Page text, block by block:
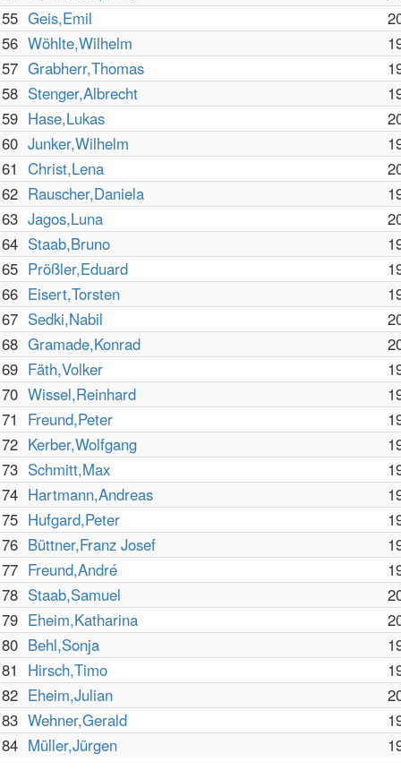
55 Geis,Emil
56 Wöhlte,Wilhelm
57 Grabherr,Thomas
58 Stenger,Albrecht
59 Hase,Lukas
60 Junker,Wilhelm
61 Christ,Lena
62 Rauscher,Daniela
63 Jagos,Luna
64 Staab,Bruno
65 Prößler,Eduard
66 Eisert,Torsten
67 Sedki,Nabil
68 Gramade,Konrad
69 Fäth,Volker
70 Wissel,Reinhard
71
Freund,Peter
72 Kerber,Wolfgang
73 Schmitt,Max
74 Hartmann,Andreas
75 Hufgard,Peter
76 Büttner,Franz Josef
77 Freund,André
78 Staab,Samuel
79 Eheim,Katharina
80 Behl,Sonja
81
Hirsch,Timo
82 Eheim,Julian
83 Wehner,Gerald
84 Müller,Jürgen